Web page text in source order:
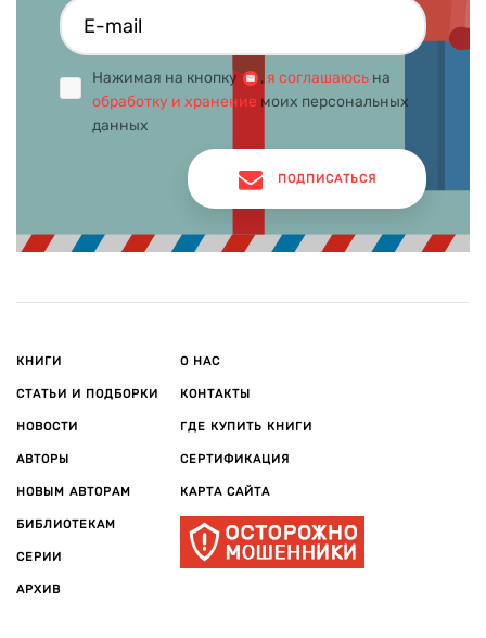
Нажимая на кнопку , я соглашаюсь на
обработку и хранение моих персональных
данных
ПОДПИСАТЬСЯ
КНИГИ
СТАТЬИ И ПОДБОРКИ
НОВОСТИ
АВТОРЫ
НОВЫМ АВТОРАМ
БИБЛИОТЕКАМ
СЕРИИ
АРХИВ
О НАС
КОНТАКТЫ
ГДЕ КУПИТЬ КНИГИ
СЕРТИФИКАЦИЯ
КАРТА САЙТА